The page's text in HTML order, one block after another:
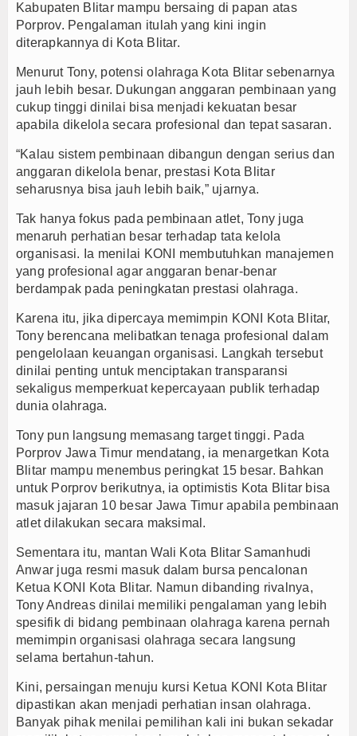
Kabupaten Blitar mampu bersaing di papan atas
Porprov. Pengalaman itulah yang kini ingin
diterapkannya di Kota Blitar.
Menurut Tony, potensi olahraga Kota Blitar sebenarnya
jauh lebih besar. Dukungan anggaran pembinaan yang
cukup tinggi dinilai bisa menjadi kekuatan besar
apabila dikelola secara profesional dan tepat sasaran.
“Kalau sistem pembinaan dibangun dengan serius dan
anggaran dikelola benar, prestasi Kota Blitar
seharusnya bisa jauh lebih baik,” ujarnya.
Tak hanya fokus pada pembinaan atlet, Tony juga
menaruh perhatian besar terhadap tata kelola
organisasi. Ia menilai KONI membutuhkan manajemen
yang profesional agar anggaran benar-benar
berdampak pada peningkatan prestasi olahraga.
Karena itu, jika dipercaya memimpin KONI Kota Blitar,
Tony berencana melibatkan tenaga profesional dalam
pengelolaan keuangan organisasi. Langkah tersebut
dinilai penting untuk menciptakan transparansi
sekaligus memperkuat kepercayaan publik terhadap
dunia olahraga.
Tony pun langsung memasang target tinggi. Pada
Porprov Jawa Timur mendatang, ia menargetkan Kota
Blitar mampu menembus peringkat 15 besar. Bahkan
untuk Porprov berikutnya, ia optimistis Kota Blitar bisa
masuk jajaran 10 besar Jawa Timur apabila pembinaan
atlet dilakukan secara maksimal.
Sementara itu, mantan Wali Kota Blitar Samanhudi
Anwar juga resmi masuk dalam bursa pencalonan
Ketua KONI Kota Blitar. Namun dibanding rivalnya,
Tony Andreas dinilai memiliki pengalaman yang lebih
spesifik di bidang pembinaan olahraga karena pernah
memimpin organisasi olahraga secara langsung
selama bertahun-tahun.
Kini, persaingan menuju kursi Ketua KONI Kota Blitar
dipastikan akan menjadi perhatian insan olahraga.
Banyak pihak menilai pemilihan kali ini bukan sekadar